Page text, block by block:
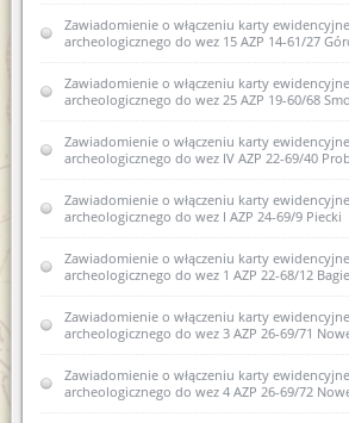
Zawiadomienie o zamiarze sporządzenia
ewidencyjnej zabytku archeologicznego
wojewódzkiej ewidencji zabytków nr 2
Samławki
Zawiadomienie o zamiarze sporządzenia
ewidencyjnej zabytku archeologicznego
wojewódzkiej ewidencji zabytków 2 AZP
Zawiadomienie o zamiarze włączenia do
ewidencyjnej zabytku archeologicznego
Zawiadomienie o wszczęciu postępowania
sprawie wydania pozwolenia na
badań powierzchniowych w zakresie
drogi krajowej nr 51 na odcinku
Smolajny
Zawiadomienie o włączeniu do
zabytków nowej karty ewidencyjnej
lądowego w wojewódzkiej ewidencji
Kosewo
Zawiadomienie o włączeniu karty
archeologicznego do wez 15 AZP 14-61/27
Zawiadomienie o włączeniu karty
archeologicznego do wez 25 AZP 19-60/68
Zawiadomienie o włączeniu karty
archeologicznego do wez IV AZP 22-69/40
Zawiadomienie o włączeniu karty
archeologicznego do wez I AZP 24-69/9 Piecki
Zawiadomienie o włączeniu karty
archeologicznego do wez 1 AZP 22-68/12
Zawiadomienie o włączeniu karty
archeologicznego do wez 3 AZP 26-69/71
Zawiadomienie o włączeniu karty
archeologicznego do wez 4 AZP 26-69/72